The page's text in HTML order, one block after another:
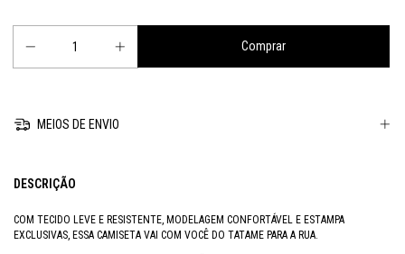
MEIOS DE ENVIO
DESCRIÇÃO
COM TECIDO LEVE E RESISTENTE, MODELAGEM CONFORTÁVEL E ESTAMPA
EXCLUSIVAS, ESSA CAMISETA VAI COM VOCÊ DO TATAME PARA A RUA.